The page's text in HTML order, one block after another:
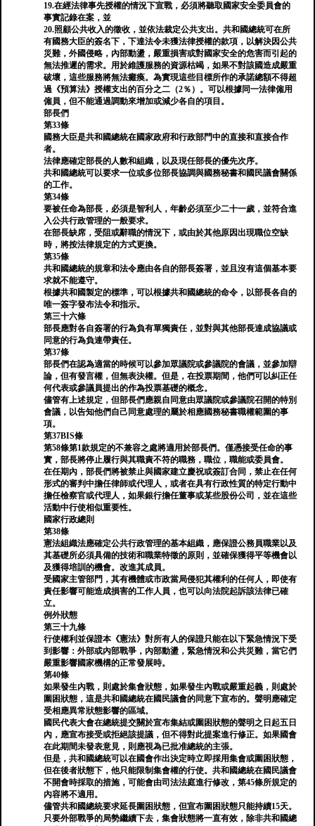
19.在經法律事先授權的情況下宣戰，必須將聽取國家安全委員會的
事實記錄在案，並
20.照顧公共收入的徵收，並依法裁定公共支出。共和國總統可在所
有國務大臣的簽名下，下達法令未獲法律授權的款項，以解決因公共
災難，外國侵略，內部動盪，嚴重損害或對國家安全的危害而引起的
無法推遲的需求。用於維護服務的資源枯竭，如果不對該國造成嚴重
破壞，這些服務將無法癱瘓。為實現這些目標所作的承諾總額不得超
過《預算法》授權支出的百分之二（2％）。可以根據同一法律僱用
僱員，但不能通過調動來增加或減少各自的項目。
部長們
第33條
國務大臣是共和國總統在國家政府和行政部門中的直接和直接合作
者。
法律應確定部長的人數和組織，以及現任部長的優先次序。
共和國總統可以要求一位或多位部長協調與國務秘書和國民議會關係
的工作。
第34條
要被任命為部長，必須是智利人，年齡必須至少二十一歲，並符合進
入公共行政管理的一般要求。
在部長缺席，受阻或辭職的情況下，或由於其他原因出現職位空缺
時，將按法律規定的方式更換。
第35條
共和國總統的規章和法令應由各自的部長簽署，並且沒有這個基本要
求就不能遵守。
根據共和國製定的標準，可以根據共和國總統的命令，以部長各自的
唯一簽字發布法令和指示。
第三十六條
部長應對各自簽署的行為負有單獨責任，並對與其他部長達成協議或
同意的行為負連帶責任。
第37條
部長們在認為適當的時候可以參加眾議院或參議院的會議，並參加辯
論，但有發言權，但無表決權。但是，在投票期間，他們可以糾正任
何代表或參議員提出的作為投票基礎的概念。
儘管有上述規定，但部長們應親自同意由眾議院或參議院召開的特別
會議，以告知他們自己同意處理的屬於相應國務秘書職權範圍的事
項。
第37BIS條
第58條第1款規定的不兼容之處將適用於部長們。僅憑接受任命的事
實，部長將停止履行與其職責不符的職務，職位，職能或委員會。
在任期內，部長們將被禁止與國家建立慶祝或簽訂合同，禁止在任何
形式的審判中擔任律師或代理人，或者在具有行政性質的特定行動中
擔任檢察官或代理人，如果銀行擔任董事或某些股份公司，並在這些
活動中行使相似重要性。
國家行政總則
第38條
憲法組織法應確定公共行政管理的基本組織，應保證公務員職業以及
其基礎所必須具備的技術和職業特徵的原則，並確保獲得平等機會以
及獲得培訓的機會。改進其成員。
受國家主管部門，其有機體或市政當局侵犯其權利的任何人，即使有
責任影響可能造成損害的工作人員，也可以向法院起訴該法律已確
立。
例外狀態
第三十九條
行使權利並保證本《憲法》對所有人的保證只能在以下緊急情況下受
到影響：外部或內部戰爭，內部動盪，緊急情況和公共災難，當它們
嚴重影響國家機構的正常發展時。
第40條
如果發生內戰，則處於集會狀態，如果發生內戰或嚴重起義，則處於
圍困狀態，這是共和國總統在國民議會的同意下宣布的。聲明應確定
受相應異常狀態影響的區域。
國民代表大會在總統提交關於宣布集結或圍困狀態的聲明之日起五日
內，應宣布接受或拒絕該提議，但不得對此提案進行修正。如果國會
在此期間未發表意見，則應視為已批准總統的主張。
但是，共和國總統可以在國會作出決定時立即採用集會或圍困狀態，
但在後者狀態下，他只能限制集會權的行使。共和國總統在國民議會
不開會時採取的措施，可能會由司法法庭進行修改，第45條所規定的
內容將不適用。
儘管共和國總統要求延長圍困狀態，但宣布圍困狀態只能持續15天。
只要外部戰爭的局勢繼續下去，集會狀態將一直有效，除非共和國總